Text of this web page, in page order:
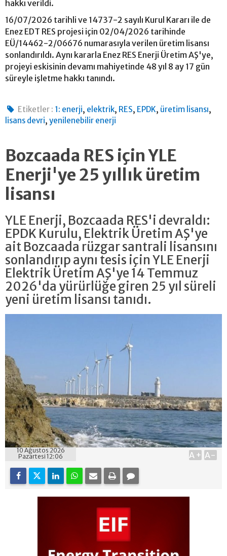
hakkı verildi.
16/07/2026 tarihli ve 14737-2 sayılı Kurul Kararı ile de
Enez EDT RES projesi için 02/04/2026 tarihinde
EÜ/14462-2/06676 numarasıyla verilen üretim lisansı
sonlandırıldı. Aynı kararla Enez RES Enerji Üretim AŞ'ye,
projeyi eskisinin devamı mahiyetinde 48 yıl 8 ay 17 gün
süreyle işletme hakkı tanındı.
Etiketler : 1: enerji, elektrik, RES, EPDK, üretim lisansı,
lisans devri, yenilenebilir enerji
Bozcaada RES için YLE
Enerji'ye 25 yıllık üretim
lisansı
YLE Enerji, Bozcaada RES'i devraldı:
EPDK Kurulu, Elektrik Üretim AŞ'ye
ait Bozcaada rüzgar santrali lisansını
sonlandırıp aynı tesis için YLE Enerji
Elektrik Üretim AŞ'ye 14 Temmuz
2026'da yürürlüğe giren 25 yıl süreli
yeni üretim lisansı tanıdı.
10 Ağustos 2026
Pazartesi 12:06
A+ A-